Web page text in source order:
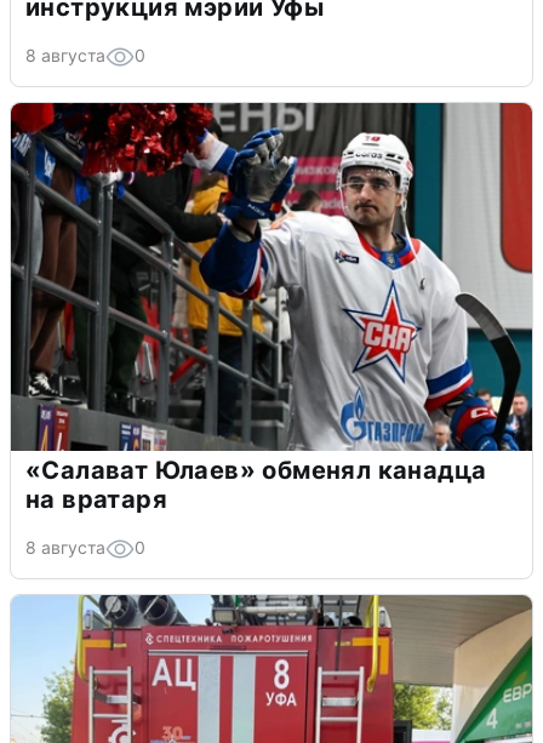
инструкция мэрии Уфы
8 августа 0
«Салават Юлаев» обменял канадца
на вратаря
8 августа 0